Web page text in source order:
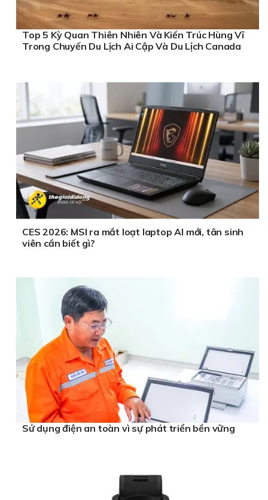
Top 5 Kỳ Quan Thiên Nhiên Và Kiến Trúc Hùng Vĩ
Trong Chuyến Du Lịch Ai Cập Và Du Lịch Canada
CES 2026: MSI ra mắt loạt laptop AI mới, tân sinh
viên cần biết gì?
Sử dụng điện an toàn vì sự phát triển bền vững